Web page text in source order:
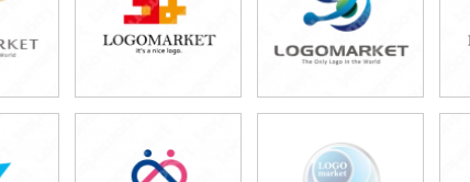
)
49,800円
(税込54,780円)
59,800円
(税込65,780円)